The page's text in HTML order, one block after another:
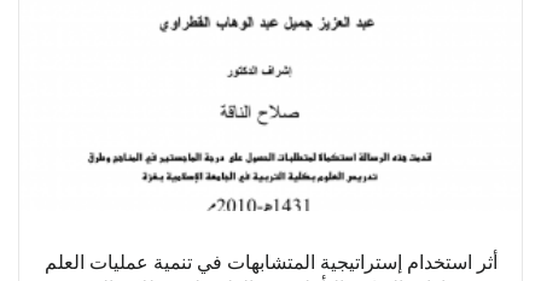
أثر استخدام إستراتيجية المتشابهات في تنمية عمليات العلم